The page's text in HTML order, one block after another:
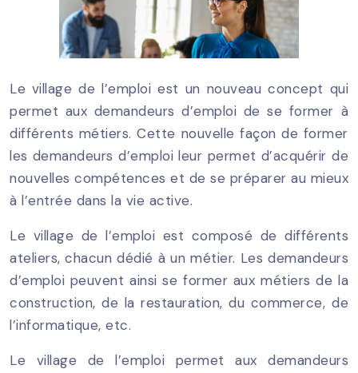
Le village de l’emploi est un nouveau concept qui
permet aux demandeurs d’emploi de se former à
différents métiers. Cette nouvelle façon de former
les demandeurs d’emploi leur permet d’acquérir de
nouvelles compétences et de se préparer au mieux
à l’entrée dans la vie active.
Le village de l’emploi est composé de différents
ateliers, chacun dédié à un métier. Les demandeurs
d’emploi peuvent ainsi se former aux métiers de la
construction, de la restauration, du commerce, de
l’informatique, etc.
Le village de l’emploi permet aux demandeurs